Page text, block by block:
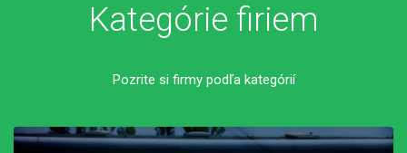
Kategórie firiem
Pozrite si firmy podľa kategórií